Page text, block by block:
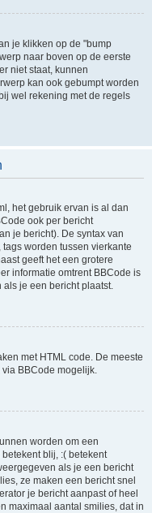
je klikken op de "bump
naar boven op de eerste
niet staat, kunnen
kan ook gebumpt worden
wel rekening met de regels
het gebruik ervan is al dan
ook per bericht
je bericht). De syntax van
worden tussen vierkante
geeft het een grotere
informatie omtrent BBCode is
je een bericht plaatst.
met HTML code. De meeste
BBCode mogelijk.
worden om een
blij, :( betekent
als je een bericht
ze maken een bericht snel
je bericht aanpast of heel
maximaal aantal smilies, dat in